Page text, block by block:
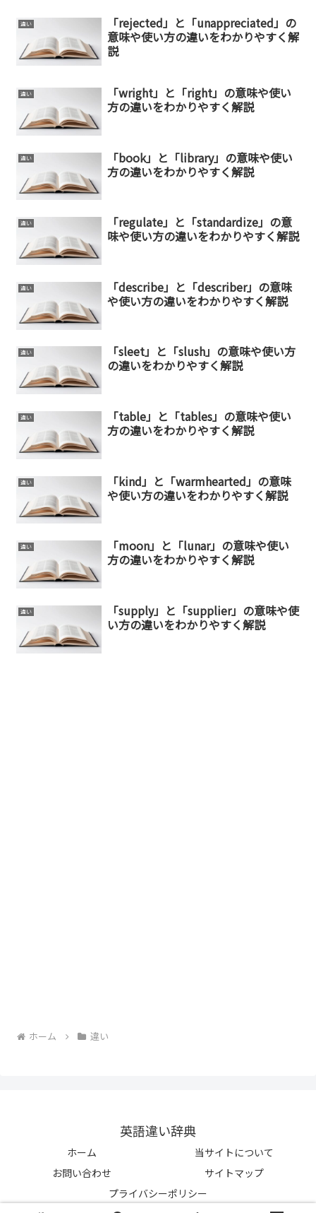
違い
「rejected」と「unappreciated」の
意味や使い方の違いをわかりやすく解
説
違い
「wright」と「right」の意味や使い
方の違いをわかりやすく解説
違い
「book」と「library」の意味や使い
方の違いをわかりやすく解説
違い
「regulate」と「standardize」の意
味や使い方の違いをわかりやすく解説
違い
「describe」と「describer」の意味
や使い方の違いをわかりやすく解説
違い
「sleet」と「slush」の意味や使い方
の違いをわかりやすく解説
違い
「table」と「tables」の意味や使い
方の違いをわかりやすく解説
違い
「kind」と「warmhearted」の意味
や使い方の違いをわかりやすく解説
違い
「moon」と「lunar」の意味や使い
方の違いをわかりやすく解説
違い
「supply」と「supplier」の意味や使
い方の違いをわかりやすく解説
ホーム 違い
英語違い辞典
ホーム
当サイトについて
お問い合わせ
サイトマップ
プライバシーポリシー